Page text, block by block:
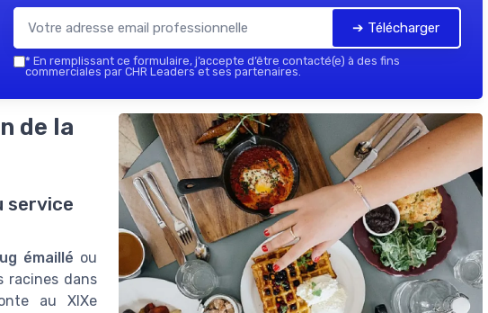
➔ Télécharger
* En remplissant ce formulaire, j’accepte d’être contacté(e) à des fins
commerciales par CHR Leaders et ses partenaires.
de la
service
émaillé ou
racines dans
au XIXe